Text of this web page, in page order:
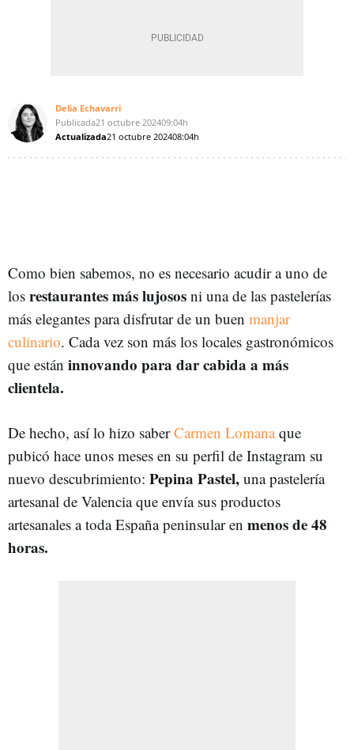
Delia Echavarri
Publicada21 octubre 202409:04h
Actualizada21 octubre 202408:04h
Como bien sabemos, no es necesario acudir a uno de
los restaurantes más lujosos ni una de las pastelerías
más elegantes para disfrutar de un buen manjar
culinario. Cada vez son más los locales gastronómicos
que están innovando para dar cabida a más
clientela.
De hecho, así lo hizo saberCarmen Lomanaque
pubicó hace unos meses en su perfil de Instagram su
nuevo descubrimiento: Pepina Pastel, una pastelería
artesanal de Valencia que envía sus productos
artesanales a toda España peninsular en menos de 48
horas.